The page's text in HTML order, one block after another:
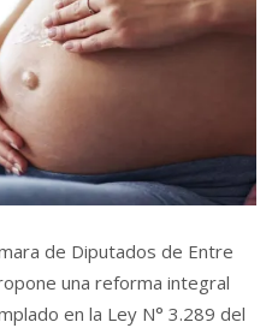
de Diputados de Entre
una reforma integral
en la Ley N° 3.289 del